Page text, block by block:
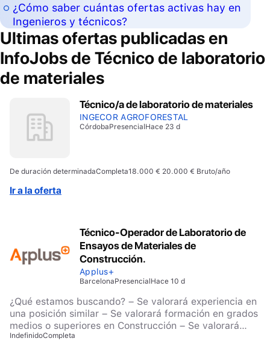
¿Cómo saber cuántas ofertas activas hay en
Ingenieros y técnicos?
Ultimas ofertas publicadas en
InfoJobs de Técnico de laboratorio
de materiales
Técnico/a de laboratorio de materiales
INGECOR AGROFORESTAL
CórdobaPresencialHace 23 d
De duración determinadaCompleta18.000 € 20.000 € Bruto/año
Ir a la oferta
Técnico-Operador de Laboratorio de
Ensayos de Materiales de
Construcción.
Applus+
BarcelonaPresencialHace 10 d
¿Qué estamos buscando? – Se valorará experiencia en
una posición similar – Se valorará formación en grados
medios o superiores en Construcción – Se valorará
titulación técnica universitaria vinculada al sector de la
IndefinidoCompleta